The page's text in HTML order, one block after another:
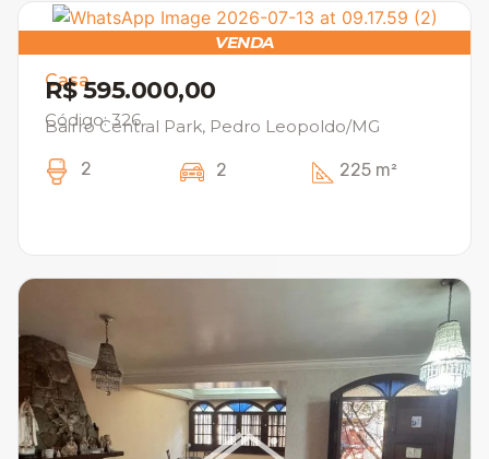
VENDA
Casa
R$ 595.000,00
Código: 326
Bairro Central Park, Pedro Leopoldo/MG
2 2 225 m²